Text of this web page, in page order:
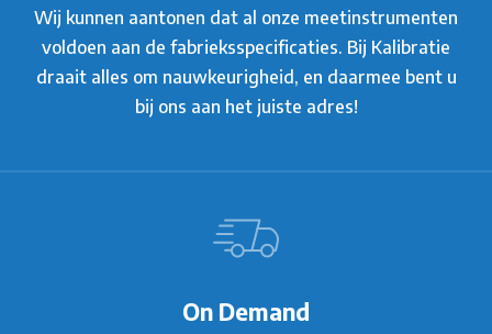
Wij kunnen aantonen dat al onze meetinstrumenten
voldoen aan de fabrieksspecificaties. Bij Kalibratie
draait alles om nauwkeurigheid, en daarmee bent u
bij ons aan het juiste adres!
On Demand